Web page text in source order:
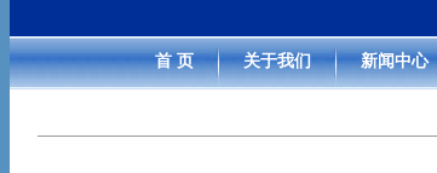
首 页 关于我们 新闻中心